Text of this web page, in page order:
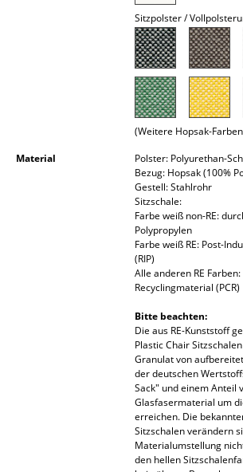
... alle Accessoires
Sitzpolster /
(Weitere Hopsak-
Material
Polster: Polyurethan-
Bezug: Hopsak (100%
Gestell: Stahlrohr
Sitzschale:
Farbe weiß non-RE:
Polypropylen
Farbe weiß RE: Post-
(RIP)
Alle anderen RE
Recyclingmaterial (PCR)
Bitte beachten:
Die aus RE-Kunststoff
Plastic Chair
Granulat von
der deutschen
Sack" und einem Anteil
Glasfasermaterial um
erreichen. Die
Sitzschalen verändern
Materialumstellung
den hellen